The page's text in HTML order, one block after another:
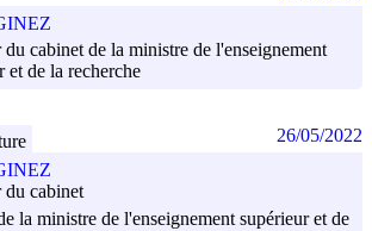
du cabinet de la ministre de l'enseignement
et de la recherche
du cabinet
la ministre de l'enseignement supérieur et de
26/05/2022